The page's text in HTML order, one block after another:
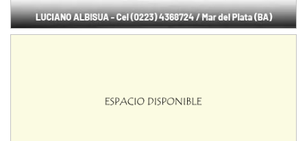
08/09-AGO
IAME SERIES ARGENTINA 6
Ciudad de Trenque Lauquen (Asfalto)